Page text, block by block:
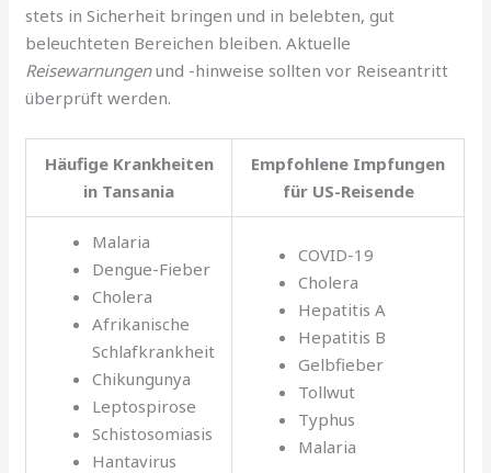
stets in Sicherheit bringen und in belebten, gut
beleuchteten Bereichen bleiben. Aktuelle
Reisewarnungenund -hinweise sollten vor Reiseantritt
überprüft werden.
Häufige Krankheiten
in Tansania
Empfohlene Impfungen
für US-Reisende
Malaria
Dengue-Fieber
Cholera
Afrikanische
Schlafkrankheit
Chikungunya
Leptospirose
Schistosomiasis
Hantavirus
COVID-19
Cholera
Hepatitis A
Hepatitis B
Gelbfieber
Tollwut
Typhus
Malaria